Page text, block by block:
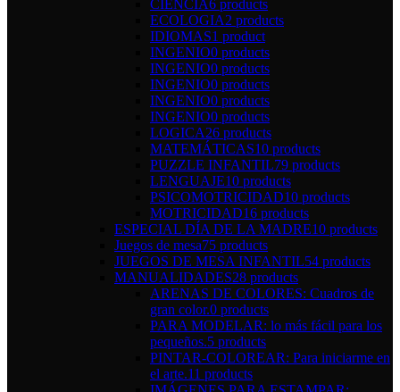
CIENCIA6 products
ECOLOGIA2 products
IDIOMAS1 product
INGENIO0 products
INGENIO0 products
INGENIO0 products
INGENIO0 products
INGENIO0 products
LOGICA26 products
MATEMÁTICAS10 products
PUZZLE INFANTIL79 products
LENGUAJE10 products
PSICOMOTRICIDAD10 products
MOTRICIDAD16 products
ESPECIAL DÍA DE LA MADRE10 products
Juegos de mesa75 products
JUEGOS DE MESA INFANTIL54 products
MANUALIDADES28 products
ARENAS DE COLORES: Cuadros de
gran color.0 products
PARA MODELAR: lo más fácil para los
pequeños.5 products
PINTAR-COLOREAR: Para iniciarme en
el arte.11 products